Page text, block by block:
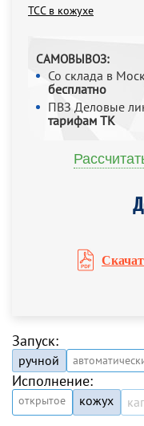
ТСС в кожухе
САМОВЫВОЗ:
Со склада в
бесплатно
ПВЗ Деловые
тарифам ТК
Запуск:
ручной
Исполнение:
открытое кожух